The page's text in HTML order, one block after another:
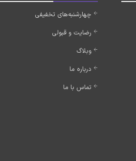
چهارشنبه‌های تخفیفی
رضایت و قبولی
وبلاگ
درباره ما
تماس با ما